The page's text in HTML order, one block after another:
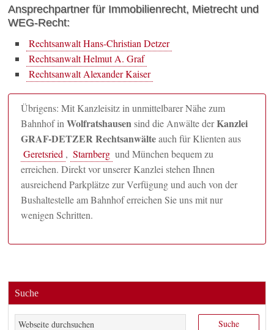
Ansprechpartner für Immobilienrecht, Mietrecht und
WEG-Recht:
Rechtsanwalt Hans-Christian Detzer
Rechtsanwalt Helmut A. Graf
Rechtsanwalt Alexander Kaiser
Übrigens: Mit Kanzleisitz in unmittelbarer Nähe zum
Bahnhof inWolfratshausensind die Anwälte derKanzlei
GRAF-DETZER Rechtsanwälteauch für Klienten aus
Geretsried , Starnberg und München bequem zu
erreichen. Direkt vor unserer Kanzlei stehen Ihnen
ausreichend Parkplätze zur Verfügung und auch von der
Bushaltestelle am Bahnhof erreichen Sie uns mit nur
wenigen Schritten.
Suche